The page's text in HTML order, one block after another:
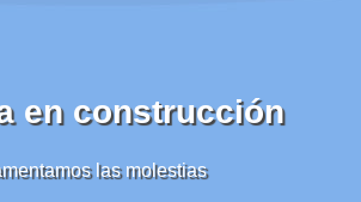
en construcción
las molestias